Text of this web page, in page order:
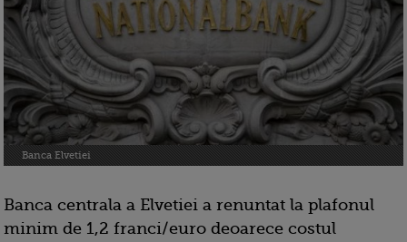
Banca Elvetiei
Banca centrala a Elvetiei a renuntat la plafonul
minim de 1,2 franci/euro deoarece costul